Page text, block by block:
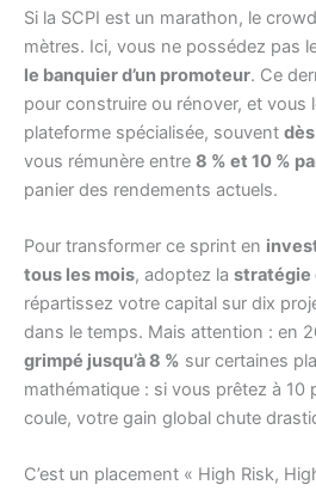
Si la SCPI est un marathon, le
mètres. Ici, vous ne possédez pas
le banquier d’un promoteur. Ce
pour construire ou rénover, et vous
plateforme spécialisée, souvent
vous rémunère entre 8 % et 10 %
panier des rendements actuels.
Pour transformer ce sprint en
tous les mois, adoptez la stratégie
répartissez votre capital sur dix
dans le temps. Mais attention : en
grimpé jusqu’à 8 % sur certaines
mathématique : si vous prêtez à 10
coule, votre gain global chute
C’est un placement « High Risk,